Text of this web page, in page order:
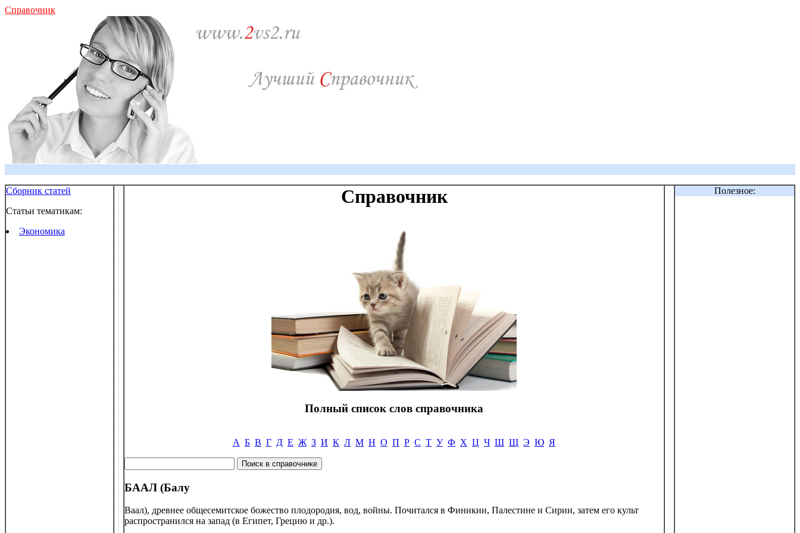
Справочник
Сборник статей
Статьи тематикам:
Экономика
Справочник
Полный список слов справочника
А Б В Г Д Е Ж З И К Л М Н О П Р С Т У Ф Х Ц Ч Ш Щ Э Ю Я
БААЛ (Балу
Ваал), древнее общесемитское божество плодородия, вод, войны. Почитался в Финикии, Палестине и Сирии, затем его культ
распространился на запад (в Египет, Грецию и др.).
Полезное: